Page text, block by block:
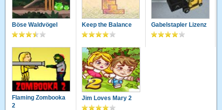
Böse Waldvögel Keep the Balance Gabelstapler Lizenz
Flaming Zombooka
2
Jim Loves Mary 2